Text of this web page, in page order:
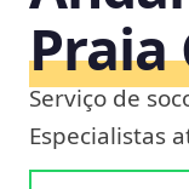
Praia
Serviço de
Especialistas